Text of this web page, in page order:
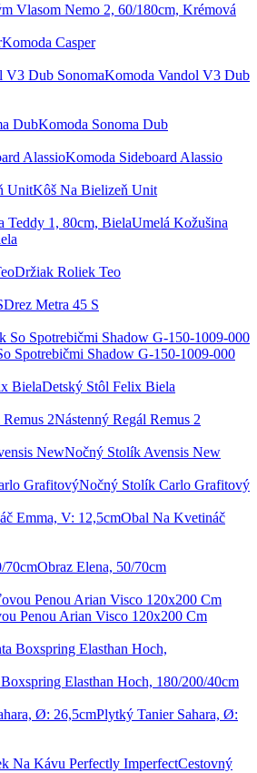
Vlasom Nemo 2, 60/180cm, Krémová
Komoda Casper
Komoda Vandol V3 Dub
Komoda Sonoma Dub
Komoda Sideboard Alassio
Kôš Na Bielizeň Unit
Umelá Kožušina
Držiak Roliek Teo
Drez Metra 45 S
Spotrebičmi Shadow G-150-1009-000
Detský Stôl Felix Biela
Nástenný Regál Remus 2
Nočný Stolík Avensis New
Nočný Stolík Carlo Grafitový
Obal Na Kvetináč
Obraz Elena, 50/70cm
Penou Arian Visco 120x200 Cm
Elasthan Hoch, 180/200/40cm
Plytký Tanier Sahara, Ø:
Cestovný